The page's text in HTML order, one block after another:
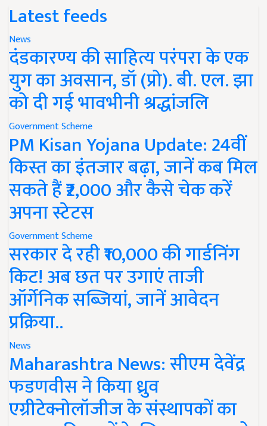
Latest feeds
News
दंडकारण्य की साहित्य परंपरा के एक
युग का अवसान, डॉ (प्रो). बी. एल. झा
को दी गई भावभीनी श्रद्धांजलि
Government Scheme
PM Kisan Yojana Update: 24वीं
किस्त का इंतजार बढ़ा, जानें कब मिल
सकते हैं ₹2,000 और कैसे चेक करें
अपना स्टेटस
Government Scheme
सरकार दे रही ₹10,000 की गार्डनिंग
किट! अब छत पर उगाएं ताजी
ऑर्गेनिक सब्जियां, जानें आवेदन
प्रक्रिया..
News
Maharashtra News: सीएम देवेंद्र
फडणवीस ने किया ध्रुव
एग्रीटेक्नोलॉजीज के संस्थापकों का